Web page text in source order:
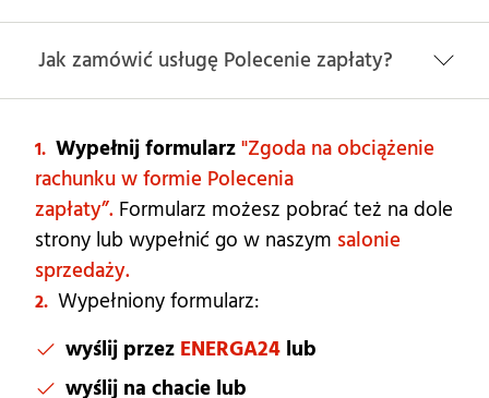
Jak zamówić usługę Polecenie zapłaty?
Wypełnij formularz"Zgoda na obciążenie
rachunku w formie Polecenia
zapłaty”. Formularz możesz pobrać też na dole
strony lub wypełnić go w naszym salonie
sprzedaży.
Wypełniony formularz:
wyślij przez ENERGA24lub
wyślij na chacie lub